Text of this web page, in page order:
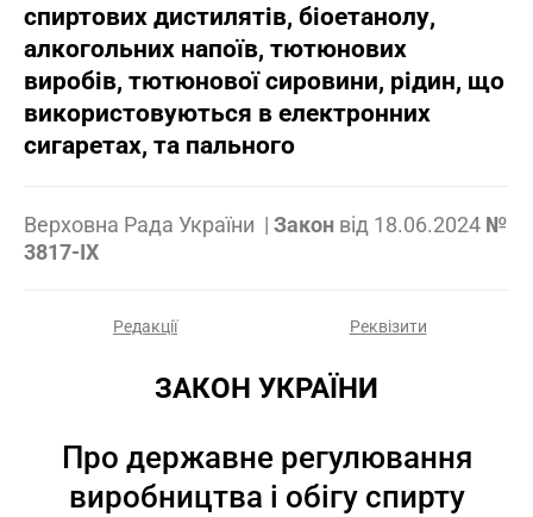
спиртових дистилятів, біоетанолу,
алкогольних напоїв, тютюнових
виробів, тютюнової сировини, рідин, що
використовуються в електронних
сигаретах, та пального
Верховна Рада України | Закон від 18.06.2024 №
3817-IX
Редакції Реквізити
ЗАКОН УКРАЇНИ
Про державне регулювання
виробництва і обігу спирту